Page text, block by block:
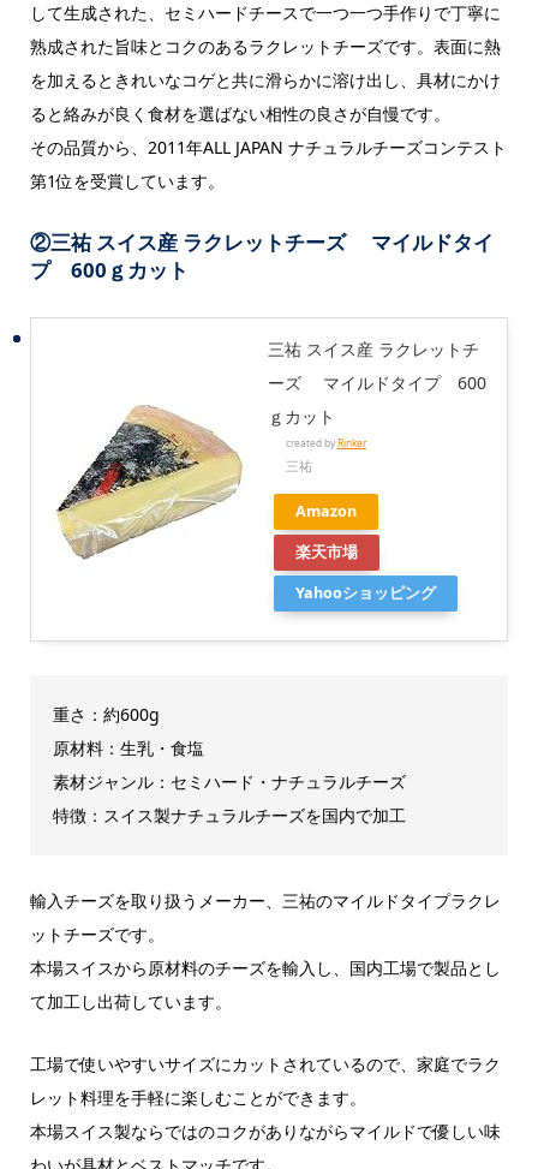
して生成された、セミハードチースで一つ一つ手作りで丁寧に
熟成された旨味とコクのあるラクレットチーズです。表面に熱
を加えるときれいなコゲと共に滑らかに溶け出し、具材にかけ
ると絡みが良く食材を選ばない相性の良さが自慢です。
その品質から、2011年ALL JAPAN ナチュラルチーズコンテスト
第1位を受賞しています。
②三祐 スイス産 ラクレットチーズ マイルドタイ
プ 600ｇカット
三祐 スイス産 ラクレットチ
ーズ マイルドタイプ 600
ｇカット
created byRinker
三祐
Amazon
楽天市場
Yahooショッピング
重さ：約600g
原材料：生乳・食塩
素材ジャンル：セミハード・ナチュラルチーズ
特徴：スイス製ナチュラルチーズを国内で加工
輸入チーズを取り扱うメーカー、三祐のマイルドタイプラクレ
ットチーズです。
本場スイスから原材料のチーズを輸入し、国内工場で製品とし
て加工し出荷しています。
工場で使いやすいサイズにカットされているので、家庭でラク
レット料理を手軽に楽しむことができます。
本場スイス製ならではのコクがありながらマイルドで優しい味